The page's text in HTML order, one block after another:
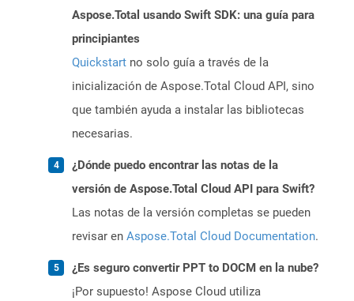
Aspose.Total usando Swift SDK: una guía para
principiantes
Quickstart no solo guía a través de la
inicialización de Aspose.Total Cloud API, sino
que también ayuda a instalar las bibliotecas
necesarias.
¿Dónde puedo encontrar las notas de la
versión de Aspose.Total Cloud API para Swift?
Las notas de la versión completas se pueden
revisar en Aspose.Total Cloud Documentation.
¿Es seguro convertir PPT to DOCM en la nube?
¡Por supuesto! Aspose Cloud utiliza